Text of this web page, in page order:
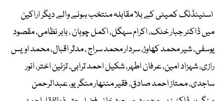
اسٹینڈنگ کمیٹی کے بلا مقابلہ منتخب ہونے والے دیگر اراکین
میں ڈاکٹر جبار خٹک، اکرام سہگل، اکمل چوہان ، بابر نظامی، مقصود
یوسفی، شیر محمد کھاوڑ، سردار محمد سراج ، مدثر اقبال، محمد اویس
رازی، شہزاد امین، عرفان اطہر، شکیل احمد ترابی، تزئین اختر، انور
ساجدی، ممتاز احمد صادق، فقیر منٹھار منگریو، عبدالرحمن